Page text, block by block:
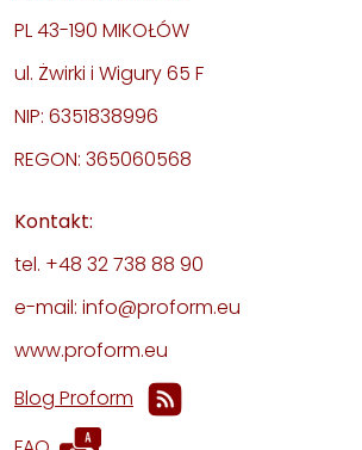
PL 43-190 MIKOŁÓW
ul. Żwirki i Wigury 65 F
NIP: 6351838996
REGON: 365060568
Kontakt:
tel. +48 32 738 88 90
e-mail: info@proform.eu
www.proform.eu
Blog Proform